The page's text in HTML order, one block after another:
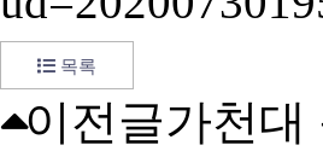
목록
이전글가천대